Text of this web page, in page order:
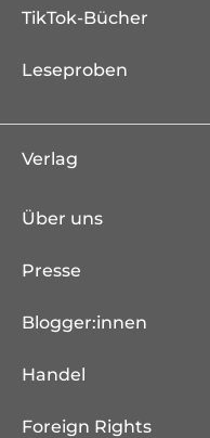
TikTok-Bücher
Leseproben
Verlag
Über uns
Presse
Blogger:innen
Handel
Foreign Rights